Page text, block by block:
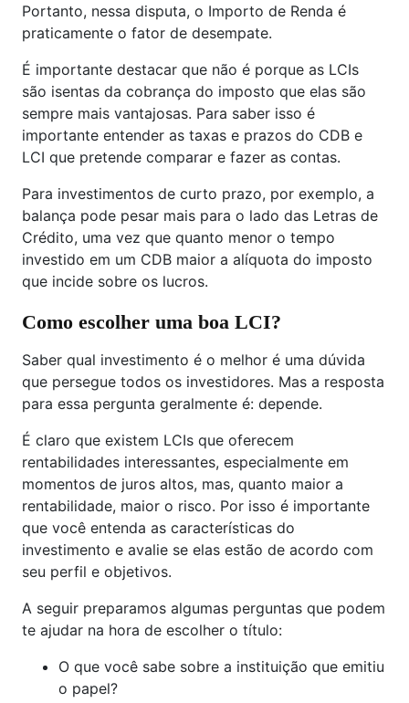
Portanto, nessa disputa, o Importo de Renda é
praticamente o fator de desempate.
É importante destacar que não é porque as LCIs
são isentas da cobrança do imposto que elas são
sempre mais vantajosas. Para saber isso é
importante entender as taxas e prazos do CDB e
LCI que pretende comparar e fazer as contas.
Para investimentos de curto prazo, por exemplo, a
balança pode pesar mais para o lado das Letras de
Crédito, uma vez que quanto menor o tempo
investido em um CDB maior a alíquota do imposto
que incide sobre os lucros.
Como escolher uma boa LCI?
Saber qual investimento é o melhor é uma dúvida
que persegue todos os investidores. Mas a resposta
para essa pergunta geralmente é: depende.
É claro que existem LCIs que oferecem
rentabilidades interessantes, especialmente em
momentos de juros altos, mas, quanto maior a
rentabilidade, maior o risco. Por isso é importante
que você entenda as características do
investimento e avalie se elas estão de acordo com
seu perfil e objetivos.
A seguir preparamos algumas perguntas que podem
te ajudar na hora de escolher o título:
O que você sabe sobre a instituição que emitiu
o papel?